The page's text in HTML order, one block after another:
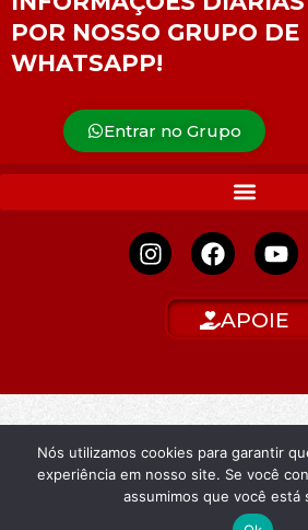
POR NOSSO GRUPO DE
WHATSAPP!
Entrar no Grupo
APOIE
Nós utilizamos cookies para garantir
experiência em nosso site. Se você
assumimos que você está